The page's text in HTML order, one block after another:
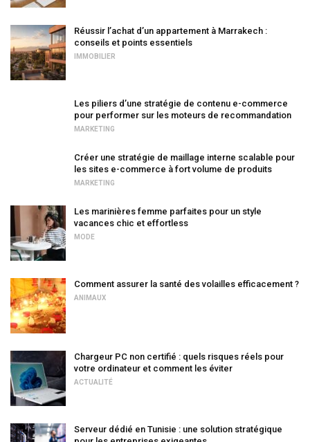
Réussir l’achat d’un appartement à Marrakech :
conseils et points essentiels
IMMOBILIER
Les piliers d’une stratégie de contenu e-commerce
pour performer sur les moteurs de recommandation
MARKETING
Créer une stratégie de maillage interne scalable pour
les sites e-commerce à fort volume de produits
MARKETING
Les marinières femme parfaites pour un style
vacances chic et effortless
MODE
Comment assurer la santé des volailles efficacement ?
ANIMAUX
Chargeur PC non certifié : quels risques réels pour
votre ordinateur et comment les éviter
ACTUALITÉ
Serveur dédié en Tunisie : une solution stratégique